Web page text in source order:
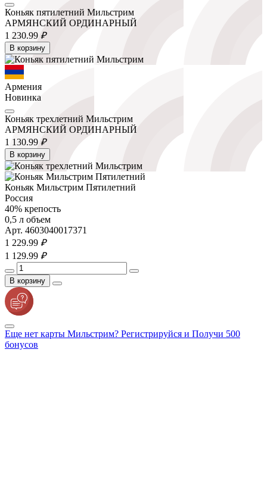
Коньяк пятилетний Мильстрим
АРМЯНСКИЙ ОРДИНАРНЫЙ
1 230.99 ₽
В корзину
Армения
Новинка
Коньяк трехлетний Мильстрим
АРМЯНСКИЙ ОРДИНАРНЫЙ
1 130.99 ₽
В корзину
Коньяк Мильстрим Пятилетний
Россия
40% крепость
0,5 л объем
Арт. 4603040017371
1 229.99 ₽
1 129.99 ₽
В корзину
Еще нет карты Мильстрим? Регистрируйся и Получи 500
бонусов